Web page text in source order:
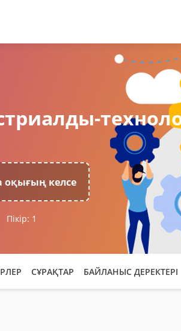
оқығың келсе
Пікір: 1
СҰРАҚТАР БАЙЛАНЫС ДЕРЕКТЕРІ